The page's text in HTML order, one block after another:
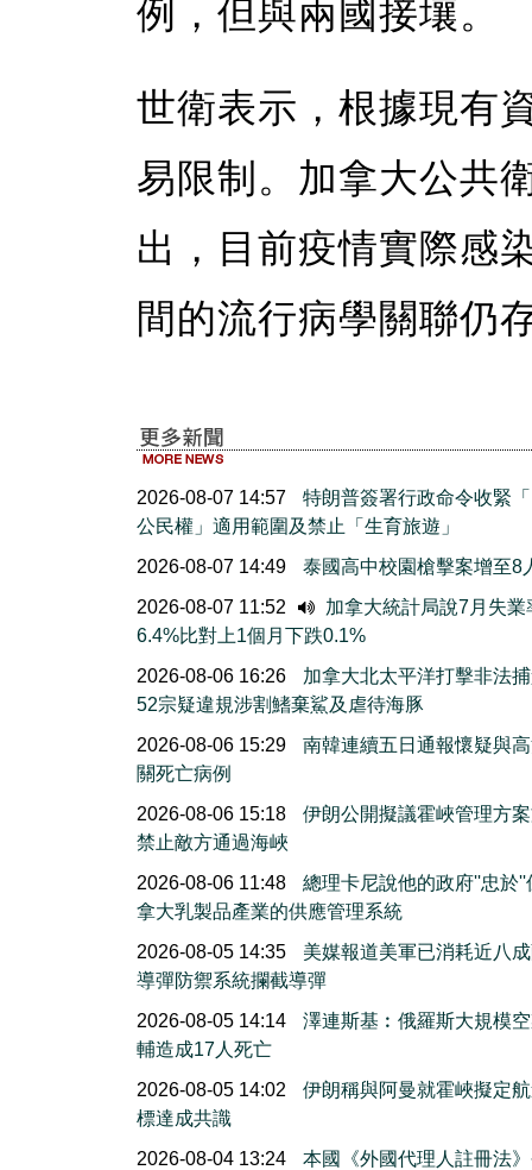
例，但與兩國接壤。
世衛表示，根據現有
易限制。加拿大公共
出，目前疫情實際感
間的流行病學關聯仍
2026-08-07 14:57
特朗普簽署行政命令收緊
公民權」適用範圍及禁止「生育旅遊」
2026-08-07 14:49
泰國高中校園槍擊案增至8
2026-08-07 11:52
加拿大統計局說7月失業
6.4%比對上1個月下跌0.1%
2026-08-06 16:26
加拿大北太平洋打擊非法
52宗疑違規涉割鰭棄鯊及虐待海豚
2026-08-06 15:29
南韓連續五日通報懷疑與
關死亡病例
2026-08-06 15:18
伊朗公開擬議霍峽管理方
禁止敵方通過海峽
2026-08-06 11:48
總理卡尼說他的政府''忠於''
拿大乳製品產業的供應管理系統
2026-08-05 14:35
美媒報道美軍已消耗近八
導彈防禦系統攔截導彈
2026-08-05 14:14
澤連斯基︰俄羅斯大規模
輔造成17人死亡
2026-08-05 14:02
伊朗稱與阿曼就霍峽擬定
標達成共識
2026-08-04 13:24
本國《外國代理人註冊法